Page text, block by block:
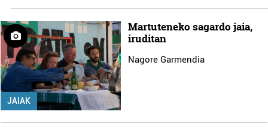
JAIAK
Martuteneko sagardo jaia,
iruditan
Nagore Garmendia